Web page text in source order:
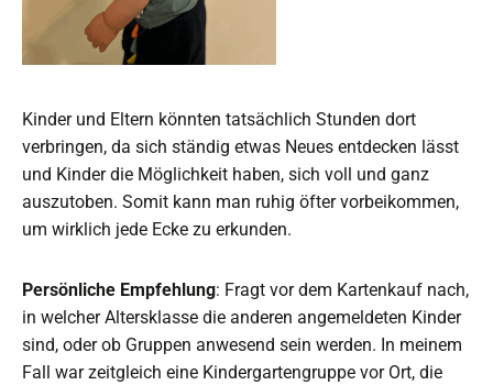
Kinder und Eltern könnten tatsächlich Stunden dort
verbringen, da sich ständig etwas Neues entdecken lässt
und Kinder die Möglichkeit haben, sich voll und ganz
auszutoben. Somit kann man ruhig öfter vorbeikommen,
um wirklich jede Ecke zu erkunden.
Persönliche Empfehlung: Fragt vor dem Kartenkauf nach,
in welcher Altersklasse die anderen angemeldeten Kinder
sind, oder ob Gruppen anwesend sein werden. In meinem
Fall war zeitgleich eine Kindergartengruppe vor Ort, die